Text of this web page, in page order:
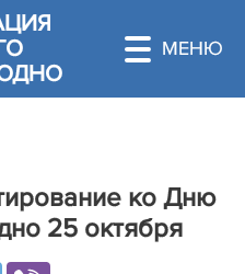
ко Дню
25 октября